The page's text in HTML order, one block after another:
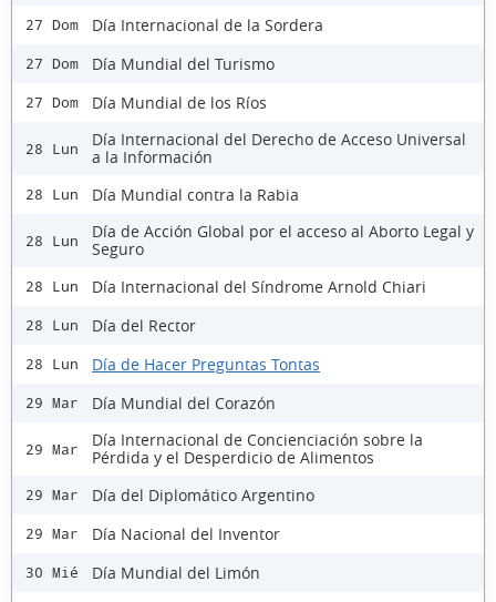
27 Dom Día Internacional de la Sordera
27 Dom Día Mundial del Turismo
27 Dom Día Mundial de los Ríos
28 Lun
Día Internacional del Derecho de Acceso Universal
a la Información
28 Lun Día Mundial contra la Rabia
28 Lun
Día de Acción Global por el acceso al Aborto Legal y
Seguro
28 Lun Día Internacional del Síndrome Arnold Chiari
28 Lun Día del Rector
28 Lun Día de Hacer Preguntas Tontas
29 Mar Día Mundial del Corazón
29 Mar
Día Internacional de Concienciación sobre la
Pérdida y el Desperdicio de Alimentos
29 Mar Día del Diplomático Argentino
29 Mar Día Nacional del Inventor
30 Mié
Día Mundial del Limón